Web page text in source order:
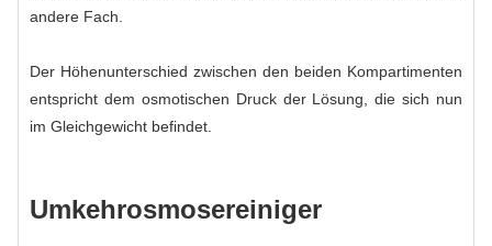
andere Fach.
Der Höhenunterschied zwischen den beiden Kompartimenten
entspricht dem osmotischen Druck der Lösung, die sich nun
im Gleichgewicht befindet.
Umkehrosmosereiniger